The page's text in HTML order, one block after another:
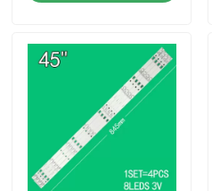
Aktualności
Poprosić o wycenę
Podświetlenie telewizora